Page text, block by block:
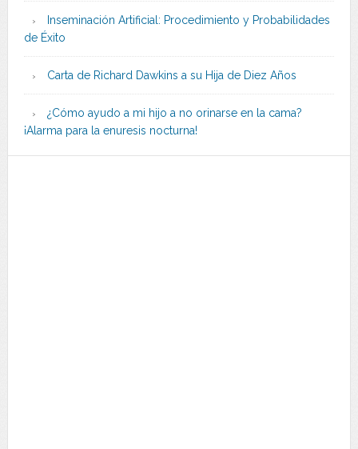
Inseminación Artificial: Procedimiento y Probabilidades
de Éxito
Carta de Richard Dawkins a su Hija de Diez Años
¿Cómo ayudo a mi hijo a no orinarse en la cama?
¡Alarma para la enuresis nocturna!